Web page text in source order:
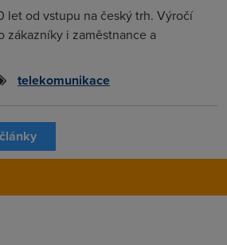
let od vstupu na český trh. Výročí
zákazníky i zaměstnance a
telekomunikace